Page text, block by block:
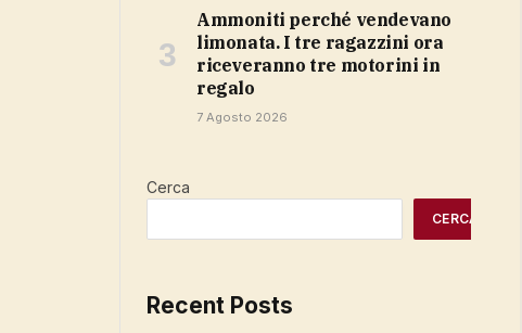
Ammoniti perché vendevano
limonata. I tre ragazzini ora
riceveranno tre motorini in
regalo
7 Agosto 2026
Cerca
CERCA
Recent Posts